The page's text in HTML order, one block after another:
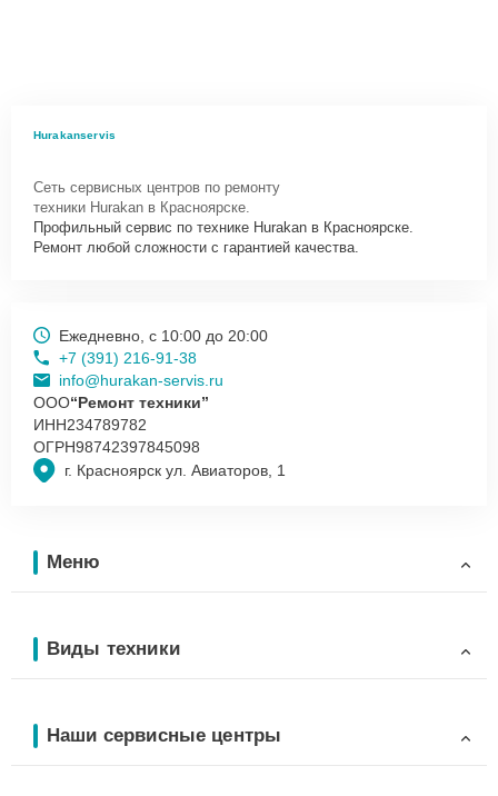
Hurakanservis
Сеть сервисных центров по ремонту
техники Hurakan в Красноярске.
Профильный сервис по технике Hurakan в Красноярске.
Ремонт любой сложности с гарантией качества.
г. Красноярск ул. Авиаторов, 1
Ежедневно, с 10:00 до 20:00
+7 (391) 216-91-38
info@hurakan-servis.ru
ООО“Ремонт техники”
ИНН234789782
ОГРН98742397845098
Меню
Виды техники
Наши сервисные центры